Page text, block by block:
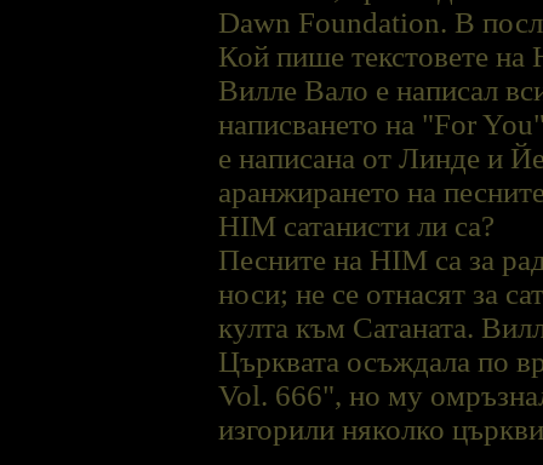
Dawn Foundation. В
Кой пише текстовете на
Вилле Валo е написал
написването на "For
е написана от Линдe и
аранжирането на
HIM сатанисти ли са?
Песните на HIM са за
носи; не се отнасят за
култа към Сатаната.
Църквата осъждала по
Vol. 666", но му
изгорили няколко